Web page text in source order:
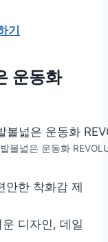
기
운동화
볼넓은 운동화
안한 착화감 제
디자인, 데일